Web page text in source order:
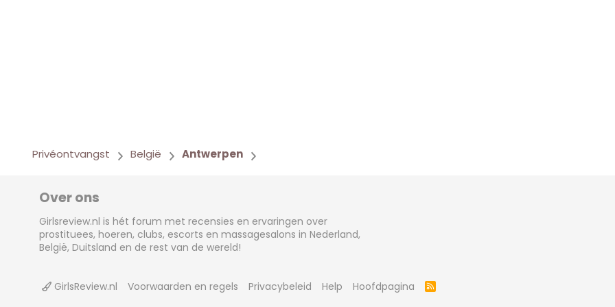
Privéontvangst België Antwerpen
Over ons
Girlsreview.nl is hét forum met recensies en ervaringen over
prostituees, hoeren, clubs, escorts en massagesalons in Nederland,
België, Duitsland en de rest van de wereld!
GirlsReview.nl Voorwaarden en regels Privacybeleid Help Hoofdpagina
R